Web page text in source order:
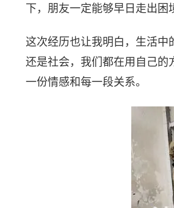
下，朋友一定能够早日走出困
这次经历也让我明白，生活中
还是社会，我们都在用自己的
一份情感和每一段关系。